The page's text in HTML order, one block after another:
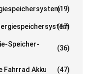
(19)
(17)
Speicher-
(36)
Fahrrad Akku (47)